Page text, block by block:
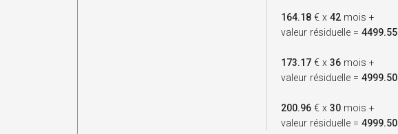
164.18 € x 42 mois +
valeur résiduelle = 4499.55
173.17 € x 36 mois +
valeur résiduelle = 4999.50
200.96 € x 30 mois +
valeur résiduelle = 4999.50